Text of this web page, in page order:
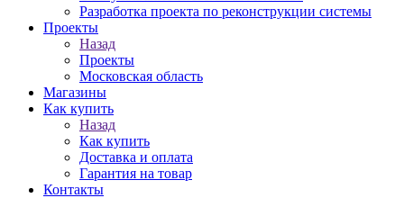
Разработка проекта по реконструкции системы
Проекты
Назад
Проекты
Московская область
Магазины
Как купить
Назад
Как купить
Доставка и оплата
Гарантия на товар
Контакты